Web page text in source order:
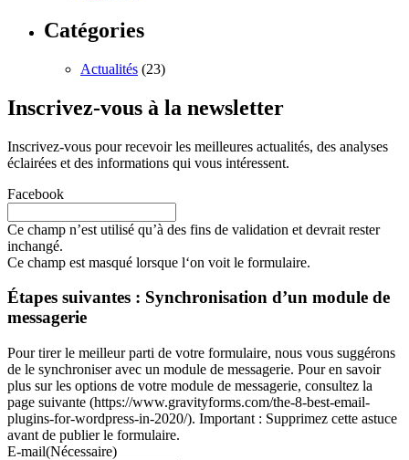
Catégories
Actualités (23)
Inscrivez-vous à la newsletter
Inscrivez-vous pour recevoir les meilleures actualités, des analyses
éclairées et des informations qui vous intéressent.
Facebook
Ce champ n’est utilisé qu’à des fins de validation et devrait rester
inchangé.
Ce champ est masqué lorsque l‘on voit le formulaire.
Étapes suivantes : Synchronisation d’un module de
messagerie
Pour tirer le meilleur parti de votre formulaire, nous vous suggérons
de le synchroniser avec un module de messagerie. Pour en savoir
plus sur les options de votre module de messagerie, consultez la
page suivante (https://www.gravityforms.com/the-8-best-email-
plugins-for-wordpress-in-2020/). Important : Supprimez cette astuce
avant de publier le formulaire.
E-mail(Nécessaire)